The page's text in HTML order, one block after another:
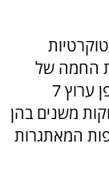
החמה של
היישוב לשם בשומרון. בראיון מיוחד באולפן ערוץ 7
משנים בהן
המאתגרות